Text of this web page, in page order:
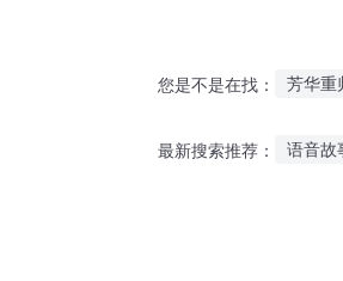
您是不是在找： 芳华重
最新搜索推荐： 语音故